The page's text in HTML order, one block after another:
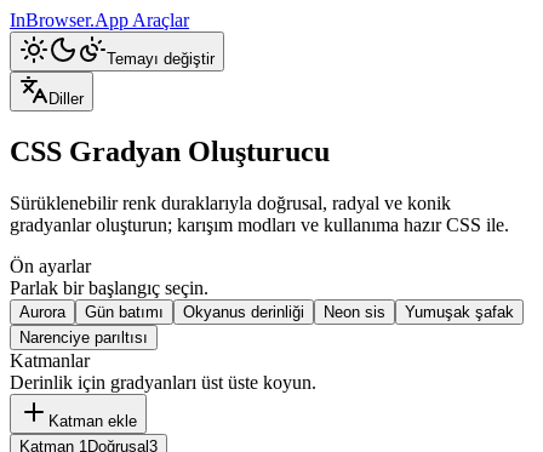
InBrowser.App Araçlar
Temayı değiştir
Diller
CSS Gradyan Oluşturucu
Sürüklenebilir renk duraklarıyla doğrusal, radyal ve konik
gradyanlar oluşturun; karışım modları ve kullanıma hazır CSS ile.
Ön ayarlar
Parlak bir başlangıç seçin.
Aurora Gün batımı Okyanus derinliği Neon sis
Yumuşak şafak
Narenciye parıltısı
Katmanlar
Derinlik için gradyanları üst üste koyun.
Katman ekle
Katman 1 Doğrusal 3